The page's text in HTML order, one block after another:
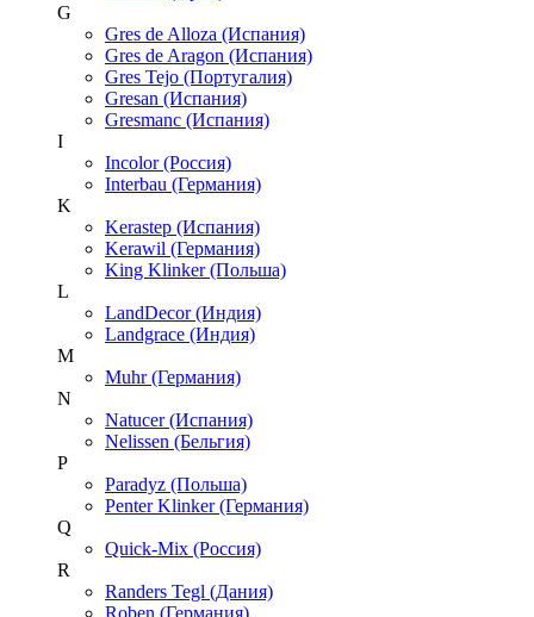
G
Gres de Alloza (Испания)
Gres de Aragon (Испания)
Gres Tejo (Португалия)
Gresan (Испания)
Gresmanc (Испания)
I
Incolor (Россия)
Interbau (Германия)
K
Kerastep (Испания)
Kerawil (Германия)
King Klinker (Польша)
L
LandDecor (Индия)
Landgrace (Индия)
M
Muhr (Германия)
N
Natucer (Испания)
Nelissen (Бельгия)
P
Paradyz (Польша)
Penter Klinker (Германия)
Q
Quick-Mix (Россия)
R
Randers Tegl (Дания)
Roben (Германия)